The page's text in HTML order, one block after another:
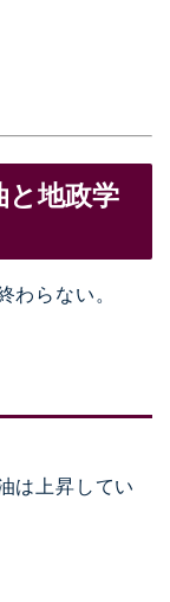
地政学
わらない。
は上昇してい